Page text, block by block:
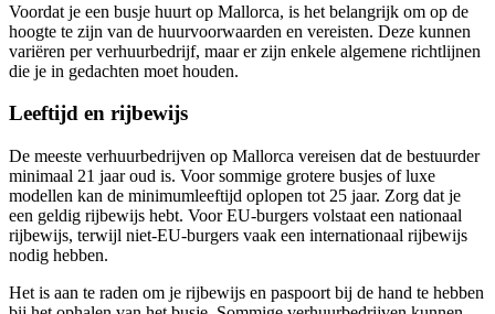
Voordat je een busje huurt op Mallorca, is het belangrijk om op de
hoogte te zijn van de huurvoorwaarden en vereisten. Deze kunnen
variëren per verhuurbedrijf, maar er zijn enkele algemene richtlijnen
die je in gedachten moet houden.
Leeftijd en rijbewijs
De meeste verhuurbedrijven op Mallorca vereisen dat de bestuurder
minimaal 21 jaar oud is. Voor sommige grotere busjes of luxe
modellen kan de minimumleeftijd oplopen tot 25 jaar. Zorg dat je
een geldig rijbewijs hebt. Voor EU-burgers volstaat een nationaal
rijbewijs, terwijl niet-EU-burgers vaak een internationaal rijbewijs
nodig hebben.
Het is aan te raden om je rijbewijs en paspoort bij de hand te hebben